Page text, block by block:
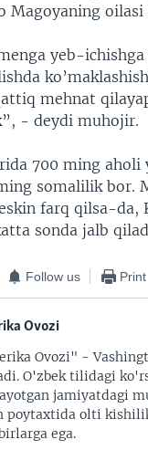
Magoyaning
yeb-
mehnat
- deydi muhojir.
700 ming aholi
somalilik
farq qilsa-da,
sonda jalb
Follow us Print
Ovozi
Ovozi" -
O'zbek tilidagi
jamiyatdagi
poytaxtida olti
ega.